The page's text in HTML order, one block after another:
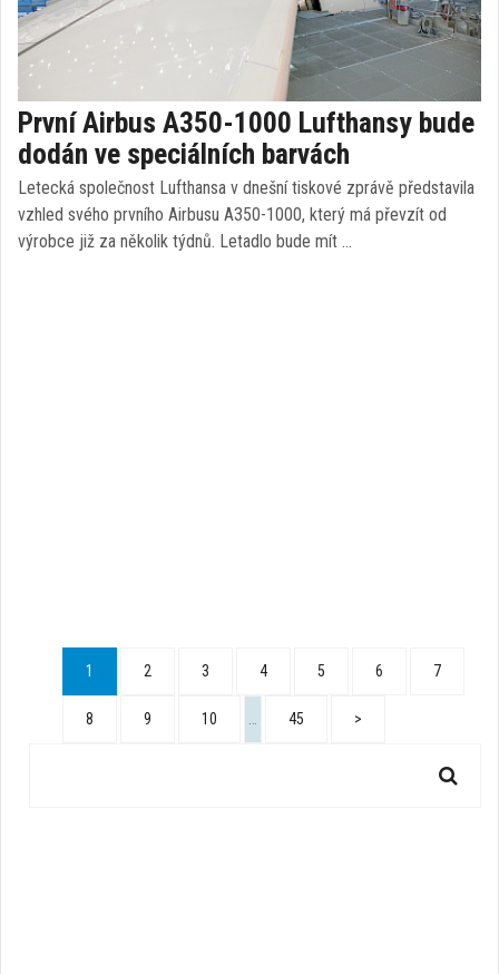
První Airbus A350-1000 Lufthansy bude
dodán ve speciálních barvách
Letecká společnost Lufthansa v dnešní tiskové zprávě představila
vzhled svého prvního Airbusu A350-1000, který má převzít od
výrobce již za několik týdnů. Letadlo bude mít …
1 2 3 4 5 6 7
8 9 10 45 >